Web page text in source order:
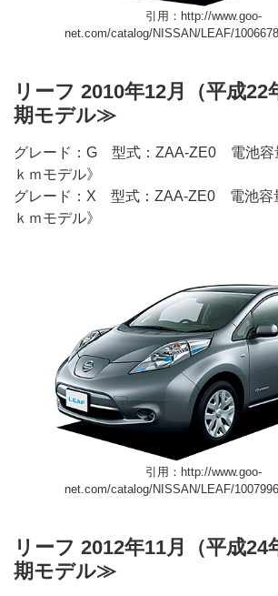
引用：http://www.goo-
net.com/catalog/NISSAN/LEAF/
リーフ 2010年12月（平成
期モデル≫
グレード：G 型式：ZAA-ZE0 電池容
ｋｍモデル》
グレード：X 型式：ZAA-ZE0 電池容
ｋｍモデル》
引用：http://www.goo-
net.com/catalog/NISSAN/LEAF/
リーフ 2012年11月（平成
期モデル≫